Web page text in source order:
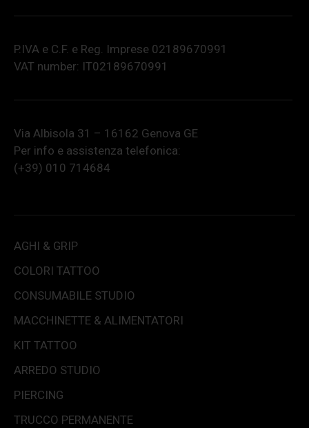
P.IVA e C.F. e Reg. Imprese 02189670991
VAT number: IT02189670991
Via Albisola 31 – 16162 Genova GE
Per info e assistenza telefonica:
(+39) 010 714684
AGHI & GRIP
COLORI TATTOO
CONSUMABILE STUDIO
MACCHINETTE & ALIMENTATORI
KIT TATTOO
ARREDO STUDIO
PIERCING
TRUCCO PERMANENTE